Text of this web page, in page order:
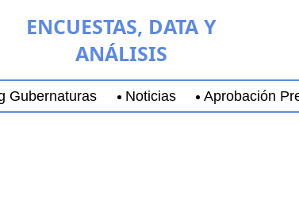
ENCUESTAS, DATA Y
ANÁLISIS
Gubernaturas Noticias Aprobación